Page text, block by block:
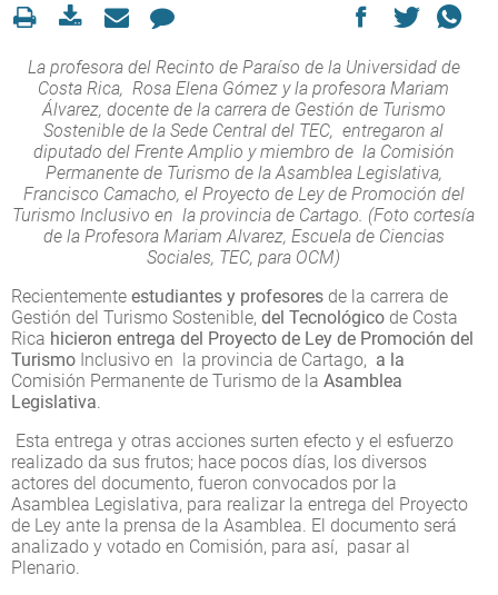
La profesora del Recinto de Paraíso de la Universidad de
Costa Rica, Rosa Elena Gómez y la profesora Mariam
Álvarez, docente de la carrera de Gestión de Turismo
Sostenible de la Sede Central del TEC, entregaron al
diputado del Frente Amplio y miembro de la Comisión
Permanente de Turismo de la Asamblea Legislativa,
Francisco Camacho, el Proyecto de Ley de Promoción del
Turismo Inclusivo en la provincia de Cartago. (Foto cortesía
de la Profesora Mariam Alvarez, Escuela de Ciencias
Sociales, TEC, para OCM)
Recientemente estudiantes y profesores de la carrera de
Gestión del Turismo Sostenible, del Tecnológico de Costa
Rica hicieron entrega del Proyecto de Ley de Promoción del
Turismo Inclusivo en la provincia de Cartago, a la
Comisión Permanente de Turismo de la Asamblea
Legislativa.
Esta entrega y otras acciones surten efecto y el esfuerzo
realizado da sus frutos; hace pocos días, los diversos
actores del documento, fueron convocados por la
Asamblea Legislativa, para realizar la entrega del Proyecto
de Ley ante la prensa de la Asamblea. El documento será
analizado y votado en Comisión, para así, pasar al
Plenario.